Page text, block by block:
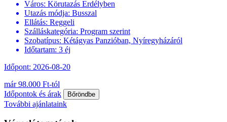
Város: Körutazás Erdélyben
Utazás módja: Busszal
Ellátás: Reggeli
Szálláskategória: Program szerint
Szobatípus: Kétágyas Panzióban, Nyíregyházáról
Időtartam: 3 éj
Időpont: 2026-08-20
már 98.000 Ft-tól
Időpontok és árak
Bőröndbe
További ajánlataink